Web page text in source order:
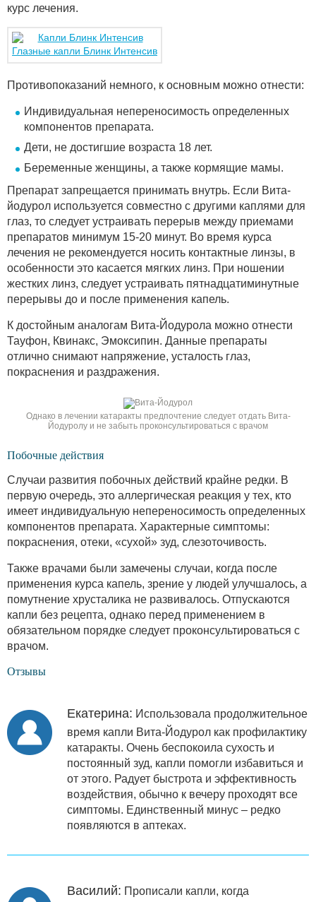
курс лечения.
Глазные капли Блинк Интенсив
Противопоказаний немного, к основным можно отнести:
Индивидуальная непереносимость определенных
компонентов препарата.
Дети, не достигшие возраста 18 лет.
Беременные женщины, а также кормящие мамы.
Препарат запрещается принимать внутрь. Если Вита-
йодурол используется совместно с другими каплями для
глаз, то следует устраивать перерыв между приемами
препаратов минимум 15-20 минут. Во время курса
лечения не рекомендуется носить контактные линзы, в
особенности это касается мягких линз. При ношении
жестких линз, следует устраивать пятнадцатиминутные
перерывы до и после применения капель.
К достойным аналогам Вита-Йодурола можно отнести
Тауфон, Квинакс, Эмоксипин. Данные препараты
отлично снимают напряжение, усталость глаз,
покраснения и раздражения.
Однако в лечении катаракты предпочтение следует отдать Вита-
Йодуролу и не забыть проконсультироваться с врачом
Побочные действия
Случаи развития побочных действий крайне редки. В
первую очередь, это аллергическая реакция у тех, кто
имеет индивидуальную непереносимость определенных
компонентов препарата. Характерные симптомы:
покраснения, отеки, «сухой» зуд, слезоточивость.
Также врачами были замечены случаи, когда после
применения курса капель, зрение у людей улучшалось, а
помутнение хрусталика не развивалось. Отпускаются
капли без рецепта, однако перед применением в
обязательном порядке следует проконсультироваться с
врачом.
Отзывы
Екатерина: Использовала продолжительное
время капли Вита-Йодурол как профилактику
катаракты. Очень беспокоила сухость и
постоянный зуд, капли помогли избавиться и
от этого. Радует быстрота и эффективность
воздействия, обычно к вечеру проходят все
симптомы. Единственный минус – редко
появляются в аптеках.
Василий: Прописали капли, когда